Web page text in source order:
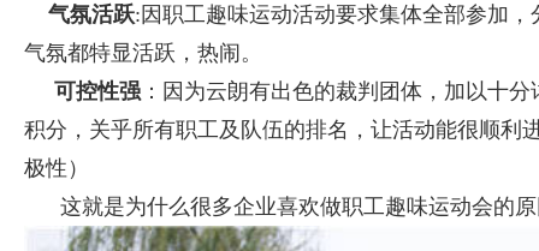
气氛活跃:因职工趣味运动活动要求集体全部参加
气氛都特显活跃，热闹。
可控性强 ：因为云朗有出色的裁判团体，加以十
积分，关乎所有职工及队伍的排名，让活动能很顺利
极性）
这就是为什么很多企业喜欢做职工趣味运动会的